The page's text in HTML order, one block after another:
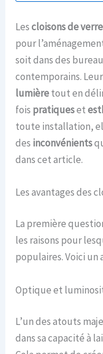
Lescloisons de verre
pour
soit dans des
contemporains.
lumièretout en
fois pratiqueset
toute installation,
des inconvénients
dans cet article.
Les avantages des
La première
les raisons pour
populaires. Voici un
Optique et
L’un des atouts
dans sa capacité à